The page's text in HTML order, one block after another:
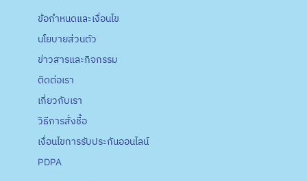
ข้อกำหนดและเงื่อนไข
นโยบายส่วนตัว
ข่าวสารและกิจกรรม
ติดต่อเรา
เกี่ยวกับเรา
วิธีการสั่งชื้อ
เงื่อนไขการรับประกันออนไลน์
PDPA